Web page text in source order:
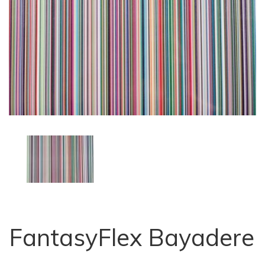
FantasyFlex Bayadere